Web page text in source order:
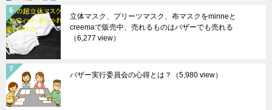
立体マスク、プリーツマスク、布マスクをminneと
creemaで販売中、売れるものはバザーでも売れる
（6,277 view）
バザー実行委員会の心得とは？ （5,980 view）